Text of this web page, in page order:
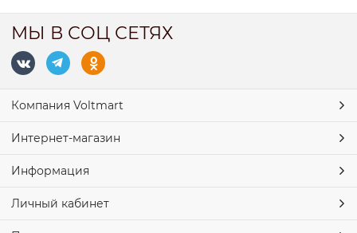
МЫ В СОЦ СЕТЯХ
Компания Voltmart
Интернет-магазин
Информация
Личный кабинет